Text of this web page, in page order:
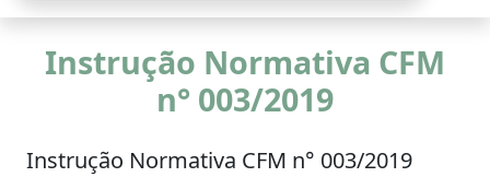
Instrução Normativa CFM
n° 003/2019
Instrução Normativa CFM n° 003/2019